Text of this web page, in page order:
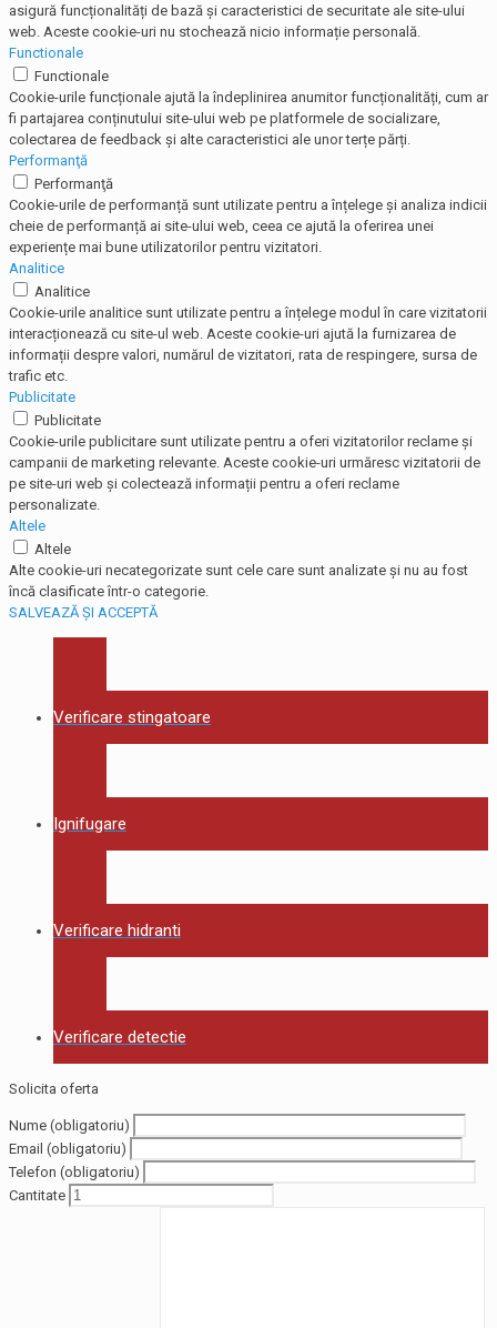
asigură funcționalități de bază și caracteristici de securitate ale site-ului
web. Aceste cookie-uri nu stochează nicio informație personală.
Functionale
Functionale
Cookie-urile funcționale ajută la îndeplinirea anumitor funcționalități, cum ar
fi partajarea conținutului site-ului web pe platformele de socializare,
colectarea de feedback și alte caracteristici ale unor terțe părți.
Performanţă
Performanţă
Cookie-urile de performanță sunt utilizate pentru a înțelege și analiza indicii
cheie de performanță ai site-ului web, ceea ce ajută la oferirea unei
experiențe mai bune utilizatorilor pentru vizitatori.
Analitice
Analitice
Cookie-urile analitice sunt utilizate pentru a înțelege modul în care vizitatorii
interacționează cu site-ul web. Aceste cookie-uri ajută la furnizarea de
informații despre valori, numărul de vizitatori, rata de respingere, sursa de
trafic etc.
Publicitate
Publicitate
Cookie-urile publicitare sunt utilizate pentru a oferi vizitatorilor reclame și
campanii de marketing relevante. Aceste cookie-uri urmăresc vizitatorii de
pe site-uri web și colectează informații pentru a oferi reclame
personalizate.
Altele
Altele
Alte cookie-uri necategorizate sunt cele care sunt analizate și nu au fost
încă clasificate într-o categorie.
SALVEAZĂ ȘI ACCEPTĂ
Verificare stingatoare
Ignifugare
Verificare hidranti
Verificare detectie
Solicita oferta
Nume (obligatoriu)
Email (obligatoriu)
Telefon (obligatoriu)
Cantitate